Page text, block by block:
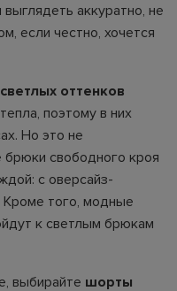
аккуратно, не
если честно, хочется
оттенков
поэтому в них
Но это не
свободного кроя
с оверсайз-
Кроме того, модные
к светлым брюкам
выбирайте шорты